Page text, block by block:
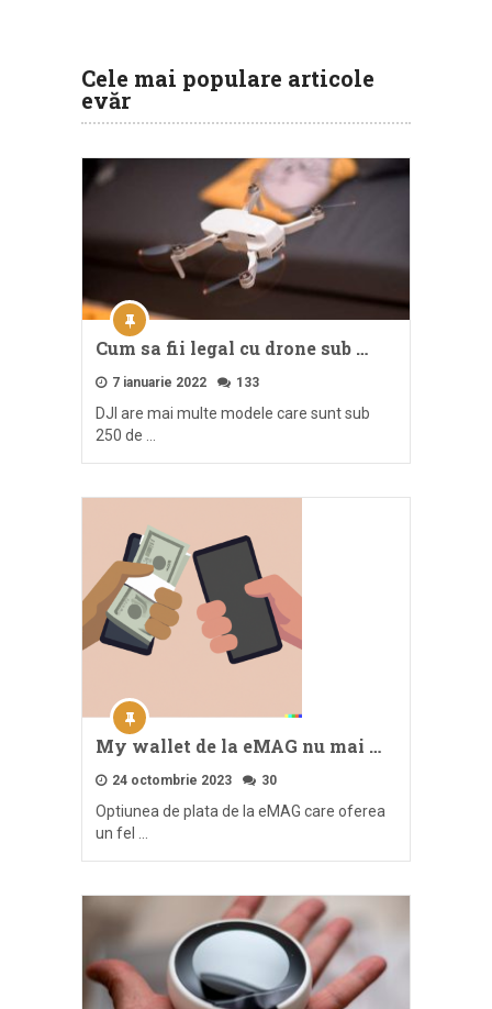
Cele mai populare articole
evăr
Cum sa fii legal cu drone sub …
7 ianuarie 2022 133
DJI are mai multe modele care sunt sub
250 de …
My wallet de la eMAG nu mai …
24 octombrie 2023 30
Optiunea de plata de la eMAG care oferea
un fel …